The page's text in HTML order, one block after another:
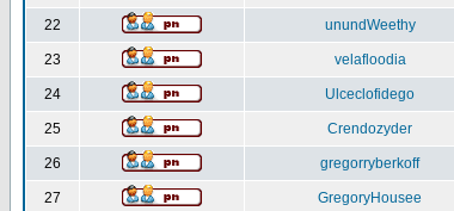
22 unundWeethy
23 velafloodia
24 Ulceclofidego
25 Crendozyder
26 gregorryberkoff
27 GregoryHousee